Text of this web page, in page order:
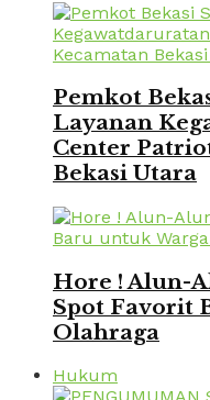
Pemkot
Layanan
Center
Bekasi Utara
Hore ! Alun-
Spot Favorit
Olahraga
Hukum